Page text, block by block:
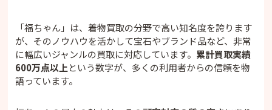
「福ちゃん」は、着物買取の分野で高い知名度を誇ります
が、そのノウハウを活かして宝石やブランド品など、非常
に幅広いジャンルの買取に対応しています。 累計買取実績
600万点以上という数字が、多くの利用者からの信頼を物
語っています。